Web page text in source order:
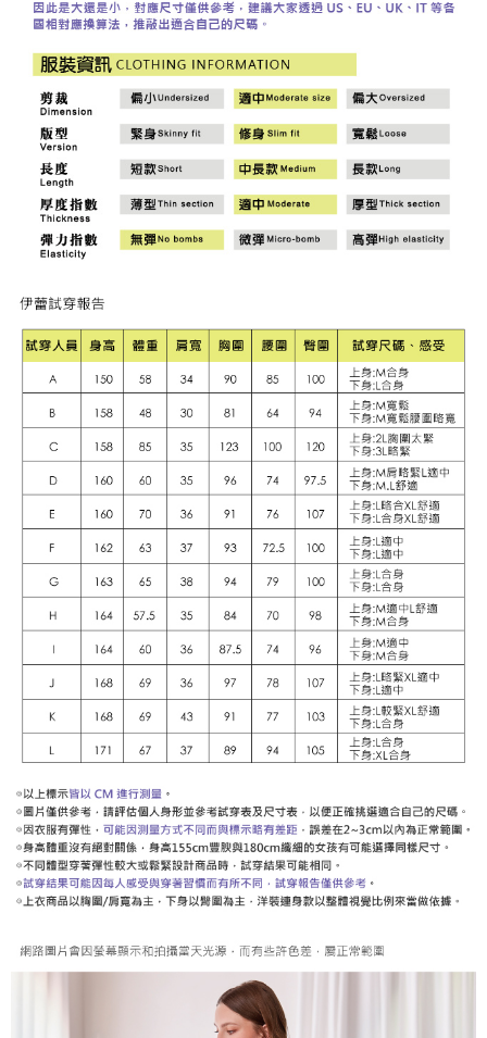
２．關於個人資料處理事宜，請瀏覽以下網址：
https://aftee.tw/terms/#terms3
３．未成年的使用者請事先徵得法定代理人或監護人之同意方可使用
「AFTEE先享後付」，若未經同意申辦者引起之損失，本公司不負相關責
任。
４．使用「AFTEE先享後付」時，將依據個別帳號之用戶狀況，依本公司即
時審查核予不同之上限額度；若仍有額度不足之情形，本公司將視審查結果
請求用戶進行身份認證。
５．嚴禁一人註冊多個帳號或使用他人資訊註冊。若發現惡意使用之情形，
恩沛科技股份有限公司將有權停止該用戶之使用額度並採取法律行動。
宅配
每筆NT$120，滿NT$2,500(含以上)免運費
宅配離島
每筆NT$120，滿NT$2,500(含以上)免運費
付款後門市自取
免運費
海外配送 查看運費